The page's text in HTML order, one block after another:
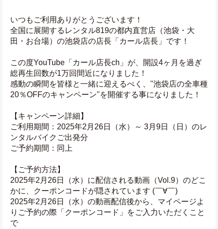
いつもご利用ありがとうございます！
全国に展開するレンタル819の都内直営店（池袋・大
田・お台場）の池袋店の店長「カール店長」です！
この度YouTube「カール店長ch」が、開設4ヶ月を過ぎ
総再生回数が1万回間近になりました！
感動の瞬間を皆様と一緒に迎えるべく、"池袋店の全車種
20％OFFのキャンペーン"を開催する事になりました！
【キャンペーン詳細】
ご利用期間：2025年2月26日（水）～ 3月9日（日）のレ
ンタルバイクご出発分
ご予約期間：同上
【ご予約方法】
2025年2月26日（水）に配信される動画（Vol.9）のどこ
かに、クーポンコードが隠されています (￣∀￣)
2025年2月26日（水）の動画配信後から、マイページよ
りご予約の際「クーポンコード」をご入力いただくこと
で